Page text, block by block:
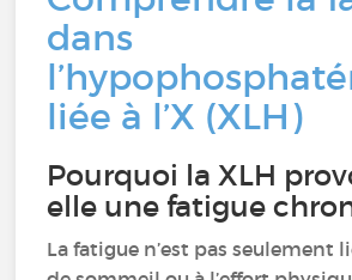
dans
liée à l’X (XLH)
Pourquoi la XLH
elle une fatigue
La fatigue n’est pas seulement